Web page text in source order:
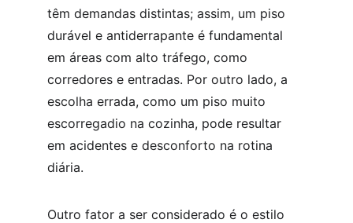
têm demandas distintas; assim, um piso
durável e antiderrapante é fundamental
em áreas com alto tráfego, como
corredores e entradas. Por outro lado, a
escolha errada, como um piso muito
escorregadio na cozinha, pode resultar
em acidentes e desconforto na rotina
diária.
Outro fator a ser considerado é o estilo